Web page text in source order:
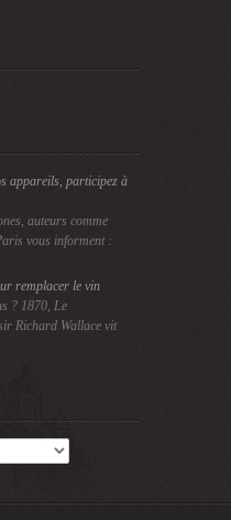
appareils, participez à
auteurs comme
vous informent :
remplacer le vin
? 1870, Le
Richard Wallace vit